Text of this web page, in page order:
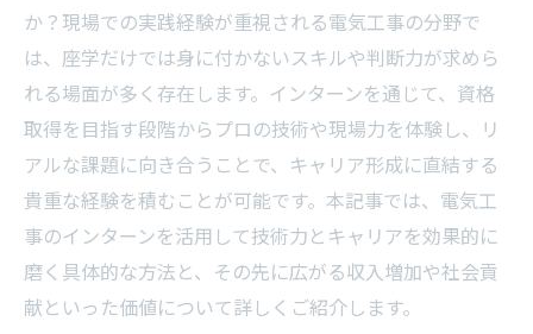
か？現場での実践経験が重視される電気工事の分野で
は、座学だけでは身に付かないスキルや判断力が求めら
れる場面が多く存在します。インターンを通じて、資格
取得を目指す段階からプロの技術や現場力を体験し、リ
アルな課題に向き合うことで、キャリア形成に直結する
貴重な経験を積むことが可能です。本記事では、電気工
事のインターンを活用して技術力とキャリアを効果的に
磨く具体的な方法と、その先に広がる収入増加や社会貢
献といった価値について詳しくご紹介します。